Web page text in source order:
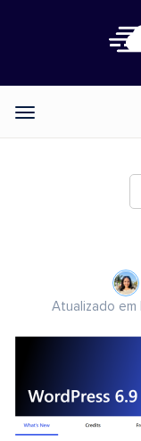
Categories
Atualizado em